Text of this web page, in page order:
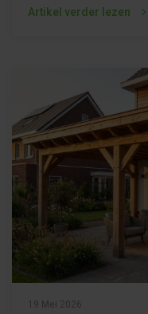
Artikel verder lezen
19 Mei 2026